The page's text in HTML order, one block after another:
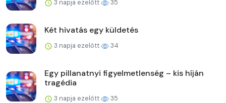
3 napja ezelőtt 35
Két hivatás egy küldetés
3 napja ezelőtt 34
Egy pillanatnyi figyelmetlenség – kis híján
tragédia
3 napja ezelőtt 35